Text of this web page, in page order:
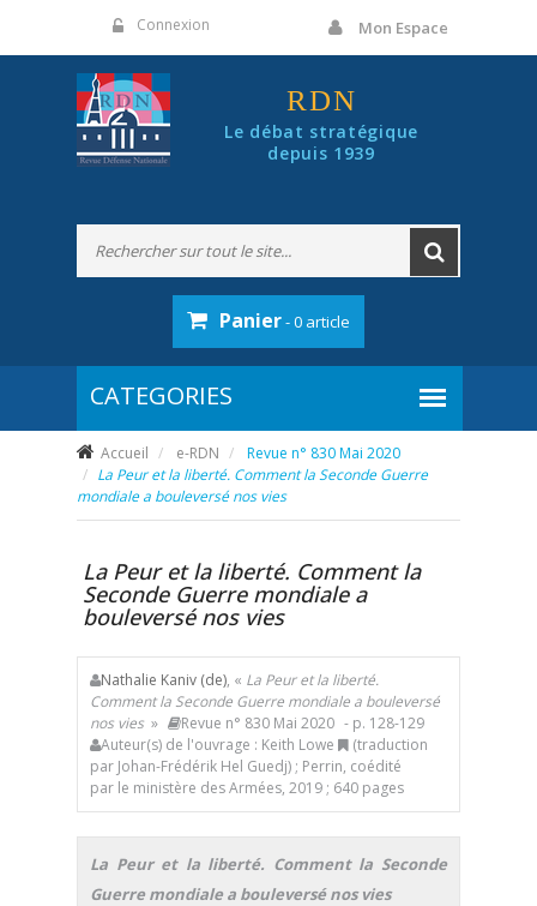
Connexion Mon Espace
RDN
Le débat stratégique
depuis 1939
Panier- 0 article
Accueil e-RDN
Revue n° 830 Mai 2020
La Peur et la liberté. Comment la Seconde Guerre
mondiale a bouleversé nos vies
La Peur et la liberté. Comment la
Seconde Guerre mondiale a
bouleversé nos vies
Nathalie Kaniv (de), « La Peur et la liberté.
Comment la Seconde Guerre mondiale a bouleversé
nos vies » Revue n° 830 Mai 2020 - p. 128-129
Auteur(s) de l'ouvrage : Keith Lowe
(traduction
par Johan-Frédérik Hel Guedj) ; Perrin, coédité
par le ministère des Armées, 2019 ; 640 pages
La Peur et la liberté. Comment la Seconde
Guerre mondiale a bouleversé nos vies